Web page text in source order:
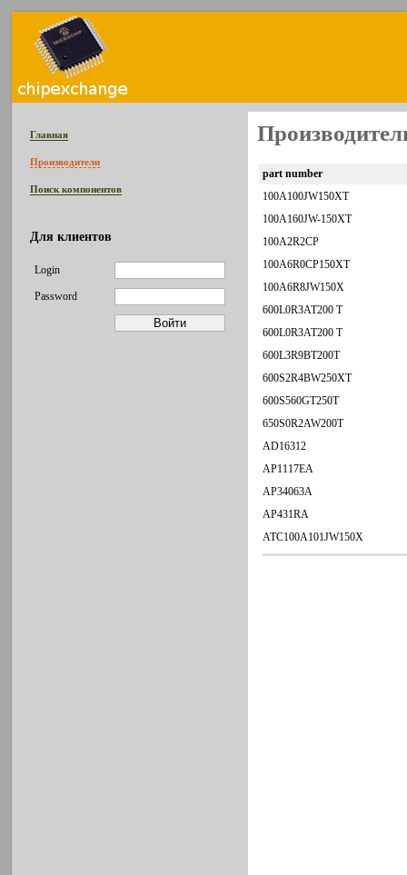
Главная
Производители
Поиск компонентов
Для клиентов
Login
Password
part number
100A100JW150XT
100A160JW-150XT
100A2R2CP
100A6R0CP150XT
100A6R8JW150X
600L0R3AT200 T
600L0R3AT200 T
600L3R9BT200T
600S2R4BW250XT
600S560GT250T
650S0R2AW200T
AD16312
AP1117EA
AP34063A
AP431RA
ATC100A101JW150X